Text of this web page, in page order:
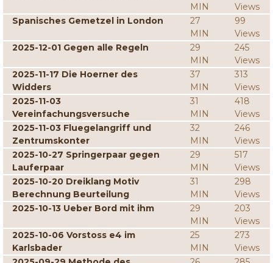
MIN
Views
Spanisches Gemetzel in London
27
MIN
99
Views
2025-12-01 Gegen alle Regeln
29
MIN
245
Views
2025-11-17 Die Hoerner des
Widders
37
MIN
313
Views
2025-11-03
Vereinfachungsversuche
31
MIN
418
Views
2025-11-03 Fluegelangriff und
Zentrumskonter
32
MIN
246
Views
2025-10-27 Springerpaar gegen
Lauferpaar
29
MIN
517
Views
2025-10-20 Dreiklang Motiv
Berechnung Beurteilung
31
MIN
298
Views
2025-10-13 Ueber Bord mit ihm
29
MIN
203
Views
2025-10-06 Vorstoss e4 im
Karlsbader
25
MIN
273
Views